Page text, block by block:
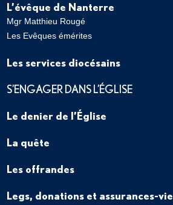
L’évêque de Nanterre
Mgr Matthieu Rougé
Les Evêques émérites
Les services diocésains
S’ENGAGER DANS L’ÉGLISE
Le denier de l’Église
La quête
Les offrandes
Legs, donations et assurances-vie